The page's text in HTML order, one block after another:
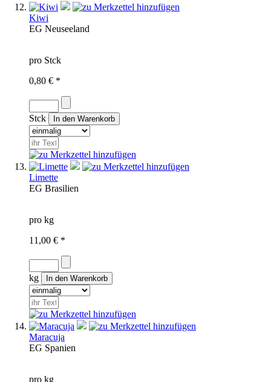
Kiwi
EG Neuseeland
pro Stck
0,80 € *
Stck
Limette
EG Brasilien
pro kg
11,00 € *
kg
Maracuja
EG Spanien
pro kg